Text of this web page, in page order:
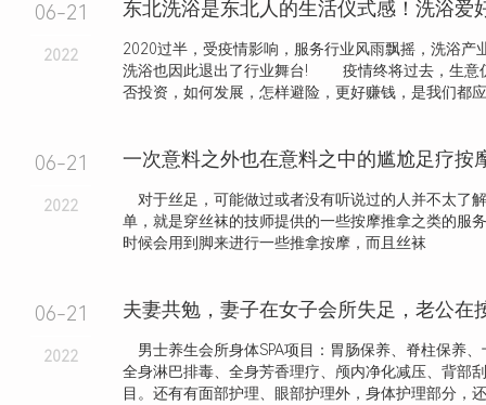
06-21
2022
2020过半，受疫情影响，服务行业风雨飘摇，洗浴产
洗浴也因此退出了行业舞台! 疫情终将过去，生意
否投资，如何发展，怎样避险，更好赚钱，是我们都
06-21
2022
一次意料之外也在意料之中的尴尬足疗按
对于丝足，可能做过或者没有听说过的人并不太了
单，就是穿丝袜的技师提供的一些按摩推拿之类的服
时候会用到脚来进行一些推拿按摩，而且丝袜
06-21
2022
男士养生会所身体SPA项目：胃肠保养、脊柱保养
全身淋巴排毒、全身芳香理疗、颅内净化减压、背部
目。还有有面部护理、眼部护理外，身体护理部分，